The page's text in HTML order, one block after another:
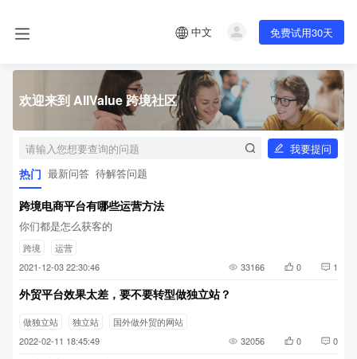
中文 免费试用30天
欢迎来到 AllValue 跨境社区
我要提问
热门 最新问答 待解答问题
跨境电商平台有哪些运营方法
你们都是怎么获客的
跨境
运营
2021-12-03 22:30:46
33166 0 1
外贸平台效果太差，要不要转型做独立站？
做独立站 独立站
国外做外贸的网站
2022-02-11 18:45:49
32056 0 0